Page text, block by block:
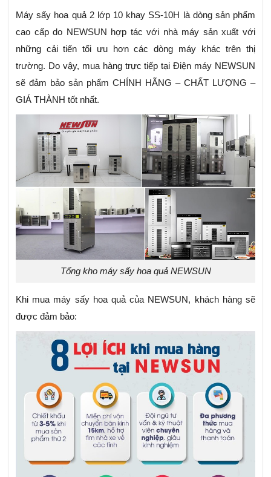
Máy sấy hoa quả 2 lớp 10 khay SS-10H là dòng sản phẩm
cao cấp do NEWSUN hợp tác với nhà máy sản xuất với
những cải tiến tối ưu hơn các dòng máy khác trên thị
trường. Do vậy, mua hàng trực tiếp tại Điện máy NEWSUN
sẽ đảm bảo sản phẩm CHÍNH HÃNG – CHẤT LƯỢNG –
GIÁ THÀNH tốt nhất.
Tổng kho máy sấy hoa quả NEWSUN
Khi mua máy sấy hoa quả của NEWSUN, khách hàng sẽ
được đảm bảo: